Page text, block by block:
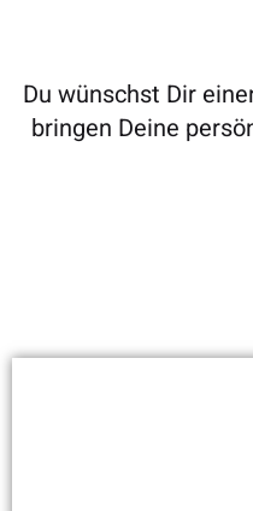
Du wünschst Dir
bringen Deine